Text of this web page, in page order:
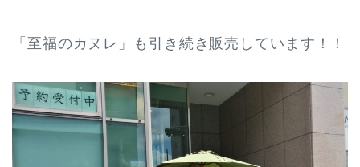
「至福のカヌレ」も引き続き販売しています！！